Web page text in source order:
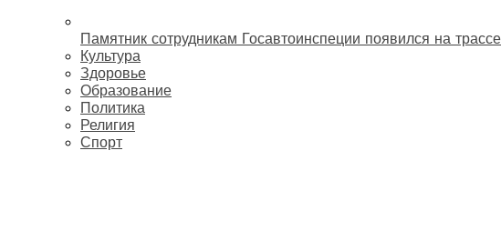
Памятник сотрудникам Госавтоинспеции появился на
Культура
Здоровье
Образование
Политика
Религия
Спорт